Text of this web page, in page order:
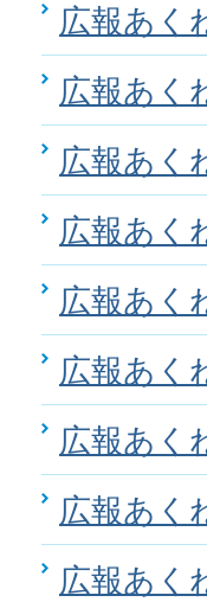
広報あく
広報あく
広報あく
広報あく
広報あく
広報あく
広報あく
広報あく
広報あく